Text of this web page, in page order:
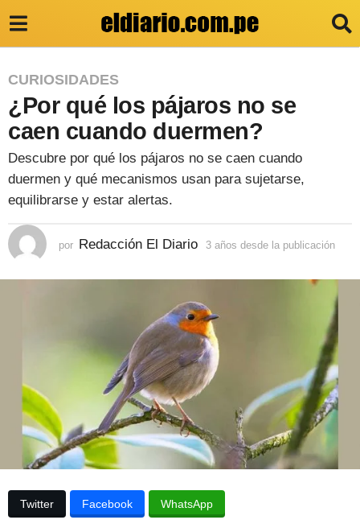
3
a
ñ
o
s
d
e
s
i
c
a
CURIOSIDADES
¿Por qué los pájaros no se
caen cuando duermen?
Descubre por qué los pájaros no se caen cuando
duermen y qué mecanismos usan para sujetarse,
equilibrarse y estar alertas.
por Redacción El Diario 3 años desde la publicación
s
e
s
d
e
l
a
b
Twitter Facebook WhatsApp